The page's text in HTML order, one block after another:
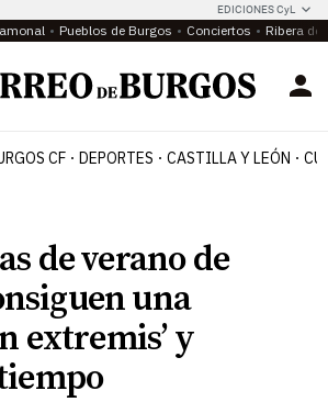
EDICIONES CyL
Pueblos de Burgos Conciertos Ribera del
CF DEPORTES CASTILLA Y LEÓN
de verano de
una
extremis’ y